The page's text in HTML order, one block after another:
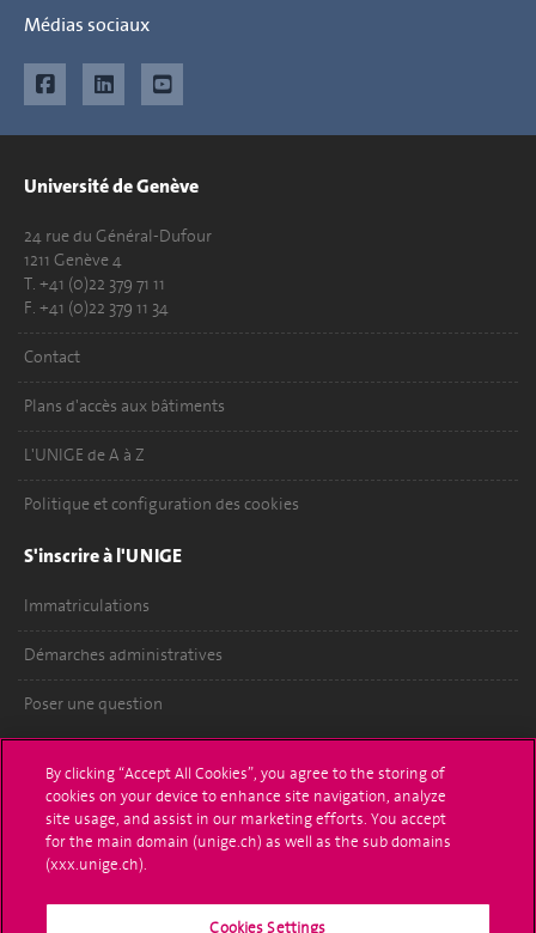
Médias sociaux
Université de Genève
24 rue du Général-Dufour
1211 Genève 4
T. +41 (0)22 379 71 11
F. +41 (0)22 379 11 34
Contact
Plans d'accès aux bâtiments
L'UNIGE de A à Z
Politique et configuration des cookies
S'inscrire à l'UNIGE
Immatriculations
Démarches administratives
Poser une question
UNIGE Mobile
Médias
Offres d'emploi
By clicking “Accept All Cookies”, you agree to the storing of
cookies on your device to enhance site navigation, analyze
site usage, and assist in our marketing efforts. You accept
for the main domain (unige.ch) as well as the sub domains
(xxx.unige.ch).
Cookies Settings